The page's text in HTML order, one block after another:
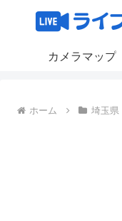
カメラマップ
ホーム 埼玉県